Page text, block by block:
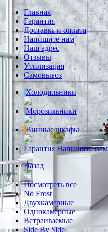
Главная
Гарантия
Доставка и оплата
Напишите нам
Наш адрес
Отзывы
Утилизация
Самовывоз
Холодильники
Морозильники
Винные шкафы
Гарантия Напишите нам
Назад
Посмотреть все
No Frost
Двухкамерные
Однокамерные
Встраиваемые
Side By Side